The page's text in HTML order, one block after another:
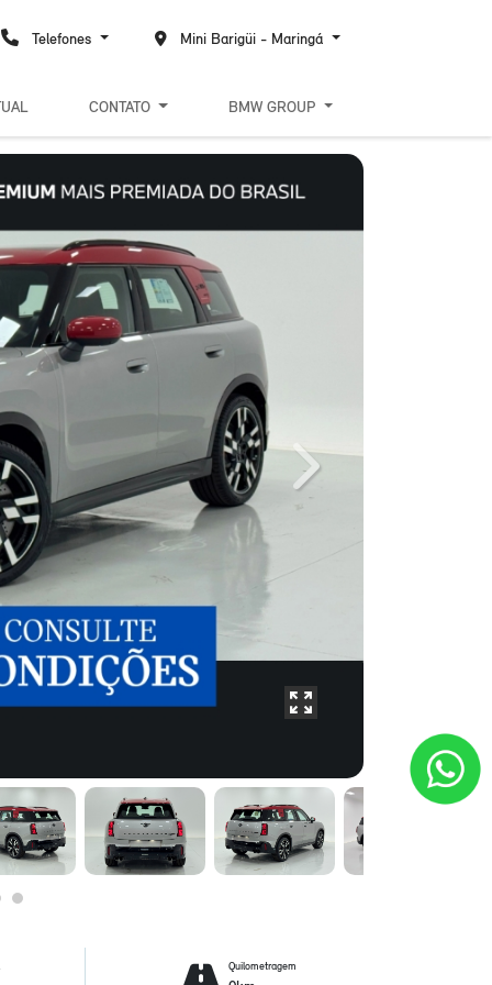
Telefones Mini Barigüi - Maringá
CONTATO BMW GROUP
Next
Quilometragem